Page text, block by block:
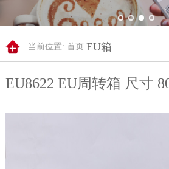
当前位置: 首页 EU箱
EU8622 EU周转箱 尺寸